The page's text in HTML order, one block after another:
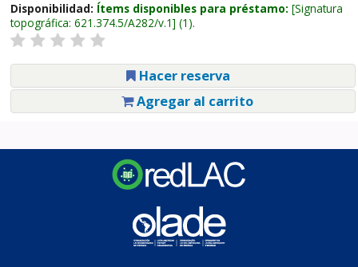
Disponibilidad: Ítems disponibles para préstamo: Signatura
topográfica: 621.374.5/A282/v.1 (1).
Hacer reserva
Agregar al carrito